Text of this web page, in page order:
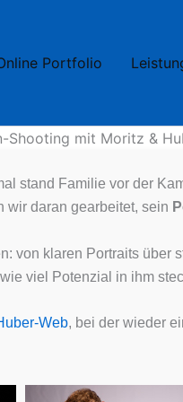
Portfolio
Shooting mit Moritz &
stand Familie vor der
wir daran gearbeitet, sein
von klaren Portraits über
viel Potenzial in ihm
Web, bei der wieder